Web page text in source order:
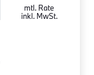
mtl. Rate
inkl. MwSt.